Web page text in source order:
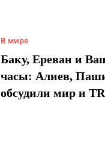
В мире
Баку, Ереван и
часы: Алиев,
обсудили мир и